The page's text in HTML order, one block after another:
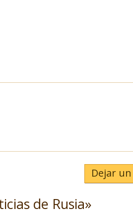
Dejar
de Rusia»